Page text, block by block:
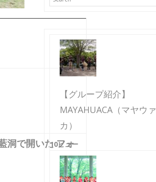
洞で開いた フォ
【グループ紹介】
MAYAHUACA（マヤウァ
カ）
10ビュー